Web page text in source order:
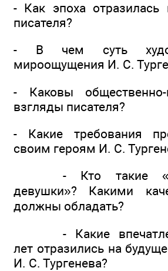
- Как эпоха отразилась
писателя?
- В чем суть
мироощущения И. С.
- Каковы общественно-
взгляды писателя?
- Какие требования
своим героям И. С.
- Кто такие
девушки»? Какими
должны обладать?
- Какие
лет отразились на
И. С. Тургенева?